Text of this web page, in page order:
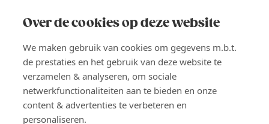
Over de cookies op deze website
We maken gebruik van cookies om gegevens m.b.t.
de prestaties en het gebruik van deze website te
verzamelen & analyseren, om sociale
netwerkfunctionaliteiten aan te bieden en onze
content & advertenties te verbeteren en
personaliseren.
02 229 81 11
EN